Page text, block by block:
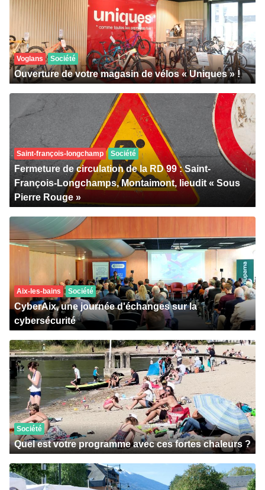
Voglans Société
Ouverture de votre magasin de vélos « Uniques » !
Saint-françois-longchamp Société
Fermeture de circulation de la RD 99 : Saint-
François-Longchamps, Montaimont, lieudit « Sous
Pierre Rouge »
Aix-les-bains Société
CyberAix, une journée d'échanges sur la
cybersécurité
Société
Quel est votre programme avec ces fortes chaleurs ?